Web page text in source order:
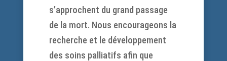
s’approchent du grand passage
de la mort. Nous encourageons la
recherche et le développement
des soins palliatifs afin que